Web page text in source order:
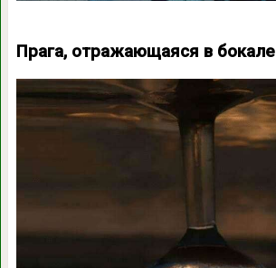
Прага, отражающаяся в бокале